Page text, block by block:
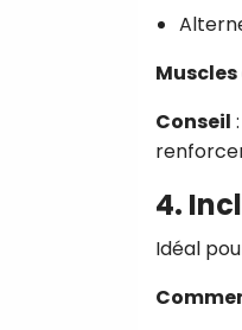
Conseil
4.
Idéal